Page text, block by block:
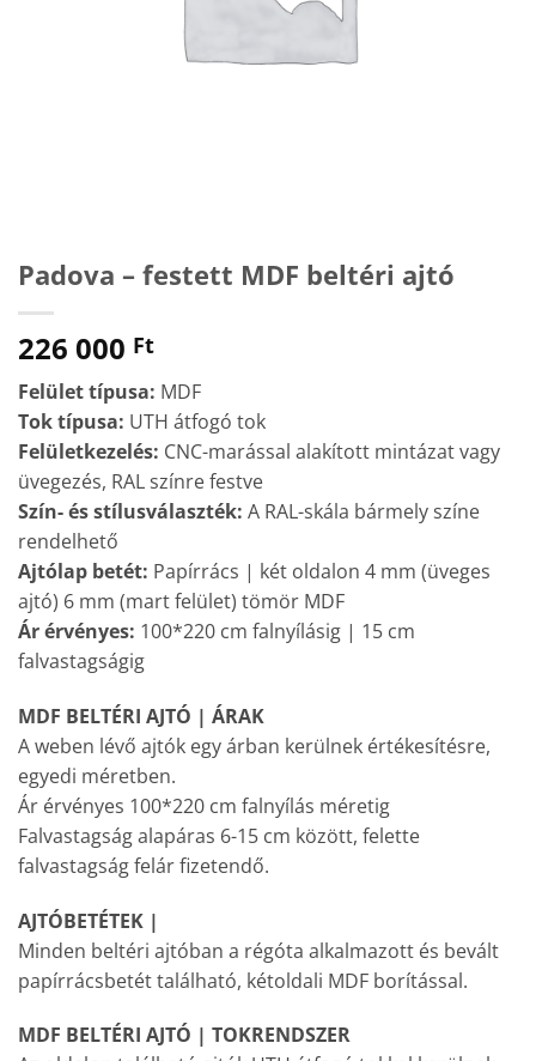
Padova – festett MDF beltéri ajtó
226 000 Ft
Felület típusa: MDF
Tok típusa: UTH átfogó tok
Felületkezelés: CNC-marással alakított mintázat vagy
üvegezés, RAL színre festve
Szín- és stílusválaszték: A RAL-skála bármely színe
rendelhető
Ajtólap betét: Papírrács | két oldalon 4 mm (üveges
ajtó) 6 mm (mart felület) tömör MDF
Ár érvényes: 100*220 cm falnyílásig | 15 cm
falvastagságig
MDF BELTÉRI AJTÓ | ÁRAK
A weben lévő ajtók egy árban kerülnek értékesítésre,
egyedi méretben.
Ár érvényes 100*220 cm falnyílás méretig
Falvastagság alapáras 6-15 cm között, felette
falvastagság felár fizetendő.
AJTÓBETÉTEK |
Minden beltéri ajtóban a régóta alkalmazott és bevált
papírrácsbetét található, kétoldali MDF borítással.
MDF BELTÉRI AJTÓ | TOKRENDSZER